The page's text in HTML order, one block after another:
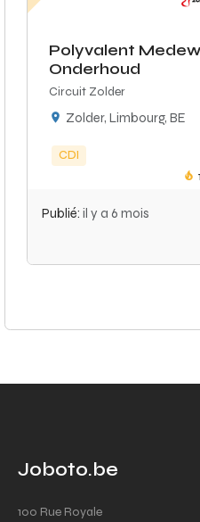
Polyvalent
Onderhoud
Circuit Zolder
Zolder, Limbourg, BE
CDI
Publié: il y a 6 mois
Joboto.be
100 Rue Royale